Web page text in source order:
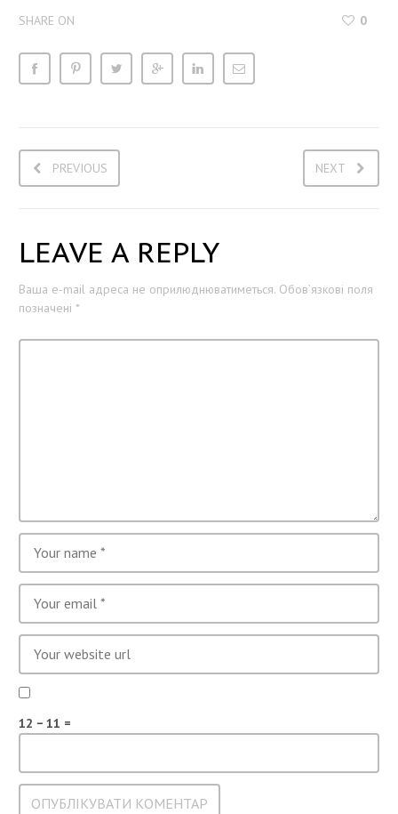
SHARE ON 0
PREVIOUS NEXT
LEAVE A REPLY
Ваша e-mail адреса не оприлюднюватиметься. Обов’язкові поля
позначені *
12 − 11 =